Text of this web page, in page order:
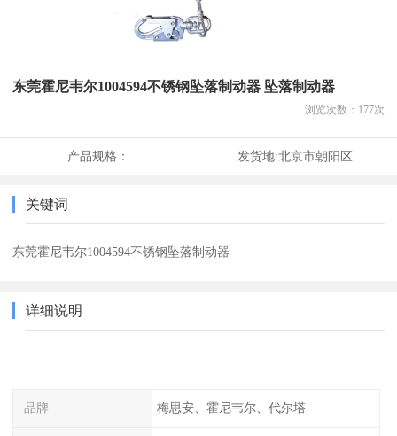
东莞霍尼韦尔1004594不锈钢坠落制动器 坠落制动器
浏览次数： 177次
产品规格： 发货地:北京市朝阳区
关键词
东莞霍尼韦尔1004594不锈钢坠落制动器
详细说明
品牌 梅思安、霍尼韦尔、代尔塔